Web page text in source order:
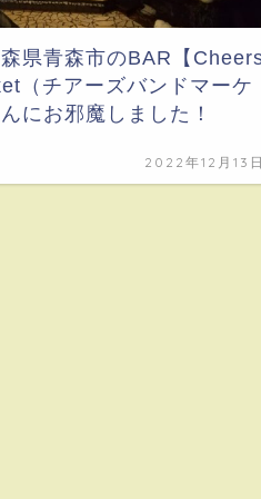
森県青森市のBAR【
（チアーズバンドマーケ
にお邪魔しました！
2022年12月13